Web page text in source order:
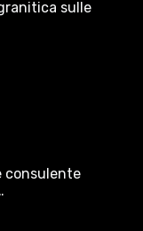
sulle
consulente